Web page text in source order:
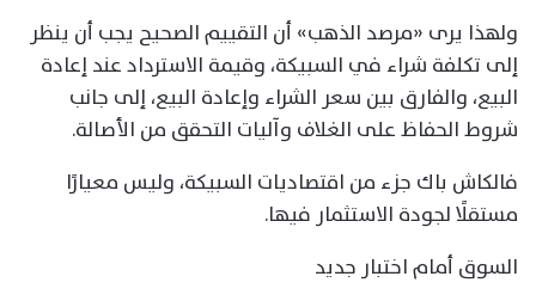
ولهذا يرى «مرصد الذهب» أن التقييم الصحيح يجب أن ينظر
إلى تكلفة شراء في السبيكة، وقيمة الاسترداد عند إعادة
البيع، والفارق بين سعر الشراء وإعادة البيع، إلى جانب
شروط الحفاظ على الغلاف وآليات التحقق من الأصالة.
فالكاش باك جزء من اقتصاديات السبيكة، وليس معيارًا
مستقلًا لجودة الاستثمار فيها.
السوق أمام اختبار جديد